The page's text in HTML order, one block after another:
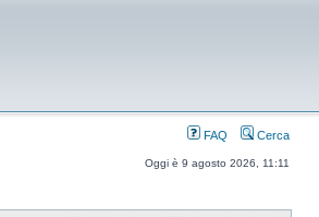
FAQ Cerca
Oggi è 9 agosto 2026, 11:11